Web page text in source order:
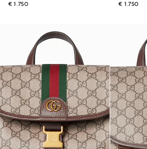
€ 1.750
€ 1.750